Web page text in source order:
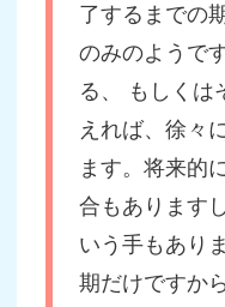
了するまでの
のみのようで
る、 もしくは
えれば、徐々
ます。将来的
合もあります
いう手もあり
期だけですか